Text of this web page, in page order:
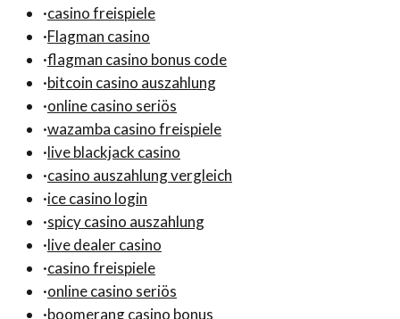
·casino freispiele
·Flagman casino
·flagman casino bonus code
·bitcoin casino auszahlung
·online casino seriös
·wazamba casino freispiele
·live blackjack casino
·casino auszahlung vergleich
·ice casino login
·spicy casino auszahlung
·live dealer casino
·casino freispiele
·online casino seriös
·boomerang casino bonus